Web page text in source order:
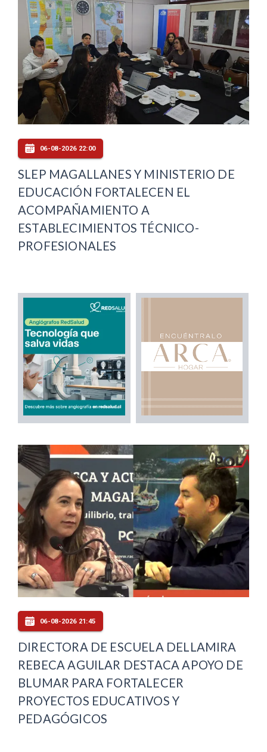
06-08-2026 22:00
SLEP MAGALLANES Y MINISTERIO DE
EDUCACIÓN FORTALECEN EL
ACOMPAÑAMIENTO A
ESTABLECIMIENTOS TÉCNICO-
PROFESIONALES
06-08-2026 21:45
DIRECTORA DE ESCUELA DELLAMIRA
REBECA AGUILAR DESTACA APOYO DE
BLUMAR PARA FORTALECER
PROYECTOS EDUCATIVOS Y
PEDAGÓGICOS